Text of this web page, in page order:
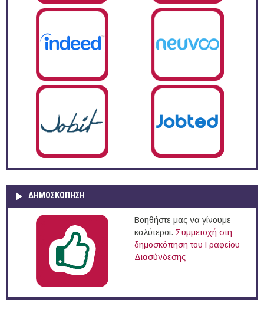
ΔΗΜΟΣΚΌΠΗΣΗ
Βοηθήστε μας να γίνουμε
καλύτεροι. Συμμετοχή στη
δημοσκόπηση του Γραφείου
Διασύνδεσης